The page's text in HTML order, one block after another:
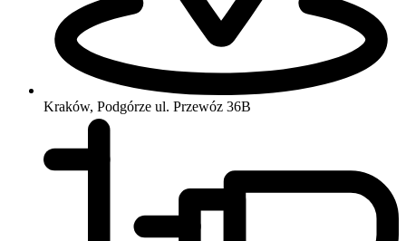
Kraków, Podgórze ul. Przewóz 36B